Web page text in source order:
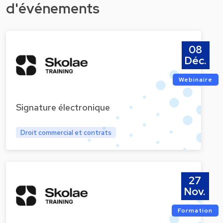
d'événements
Signature électronique
Droit commercial et contrats
08
Déc.
Webinaire
27
Nov.
Formation